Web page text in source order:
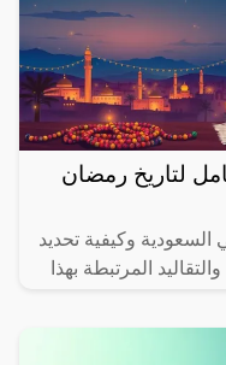
دليل شامل لتاريخ رمضان
متى يبدأ رمضان 2025 في السعودية وكيفية تحديد
المرتبطة بهذا